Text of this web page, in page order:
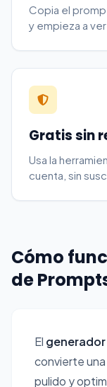
Copia el
y empieza a
Gratis sin
Usa la
cuenta, sin
Cómo
de
El
convierte
pulido y